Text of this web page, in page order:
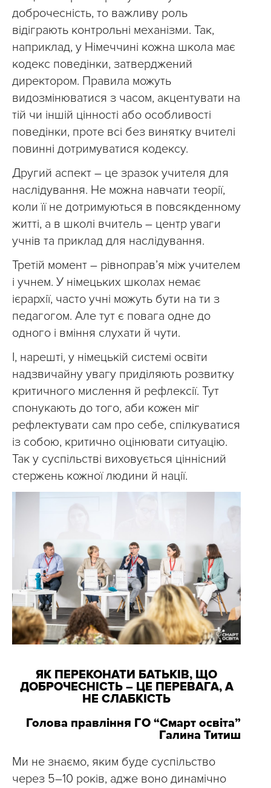
доброчесність, то важливу роль
відіграють контрольні механізми. Так,
наприклад, у Німеччині кожна школа має
кодекс поведінки, затверджений
директором. Правила можуть
видозмінюватися з часом, акцентувати на
тій чи іншій цінності або особливості
поведінки, проте всі без винятку вчителі
повинні дотримуватися кодексу.
Другий аспект – це зразок учителя для
наслідування. Не можна навчати теорії,
коли її не дотримуються в повсякденному
житті, а в школі вчитель – центр уваги
учнів та приклад для наслідування.
Третій момент – рівноправ’я між учителем
і учнем. У німецьких школах немає
ієрархії, часто учні можуть бути на ти з
педагогом. Але тут є повага одне до
одного і вміння слухати й чути.
І, нарешті, у німецькій системі освіти
надзвичайну увагу приділяють розвитку
критичного мислення й рефлексії. Тут
спонукають до того, аби кожен міг
рефлектувати сам про себе, спілкуватися
із собою, критично оцінювати ситуацію.
Так у суспільстві виховується ціннісний
стержень кожної людини й нації.
ЯК ПЕРЕКОНАТИ БАТЬКІВ, ЩО
ДОБРОЧЕСНІСТЬ – ЦЕ ПЕРЕВАГА, А
НЕ СЛАБКІСТЬ
Голова правління ГО “Смарт освіта”
Галина Титиш
Ми не знаємо, яким буде суспільство
через 5–10 років, адже воно динамічно